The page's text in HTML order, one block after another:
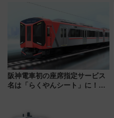
解説！
阪神電車初の座席指定サービス
名は「らくやんシート」に！新